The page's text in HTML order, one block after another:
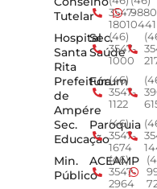
Tutelar
3547-
18010441
Hospital
Santa
Rita
Sec.
Saúde
(46)
3547-
1000
Prefeitura
de
Ampére
Fórum
(46)
3547-
1122
Sec.
Educação
Paroquia
(46)
3547-
1674
Min.
Público
ACEAMP
(46)
3547-
2964